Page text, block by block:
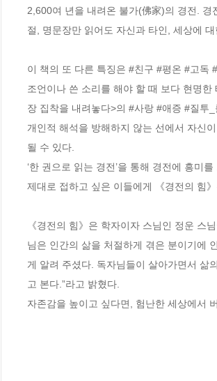
2,600여 년을 내려온 불가(佛家)의 경전.
절, 명문장만 읽어도 자신과 타인, 세상에
이 책의 또 다른 특징은 #친구 #평온 #고독
조언이나 쓴 소리를 해야 할 때 보다 현명
장 집착을 내려놓다>의 #사랑 #애증 #질투
개인적 해석을 방해하지 않는 선에서 자신
될 수 있다.
‘한 권으로 읽는 경전’을 통해 경전에 흥미
제대로 접하고 싶은 이들에게 《경전의 힘
《경전의 힘》은 학자이자 스님인 정운 스
님은 인간의 삶을 처절하게 겪은 분이기에
게 알려 주셨다. 독자님들이 살아가면서 삶
고 본다.”라고 밝혔다.
자존감을 높이고 싶다면, 험난한 세상에서